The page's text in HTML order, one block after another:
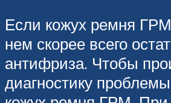
Если кожух ремня
нем скорее всего
антифриза. Чтобы
диагностику